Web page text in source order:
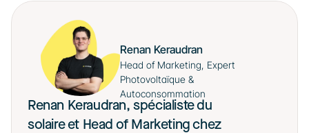
Renan Keraudran
Head of Marketing, Expert
Photovoltaïque &
Autoconsommation
Renan Keraudran, spécialiste du
solaire et Head of Marketing chez